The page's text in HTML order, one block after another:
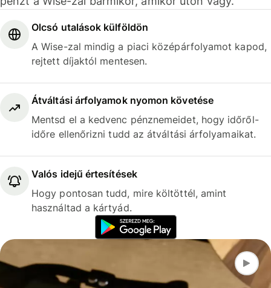
Olcsó utalások külföldön
A Wise-zal mindig a piaci középárfolyamot kapod,
rejtett díjaktól mentesen.
Átváltási árfolyamok nyomon követése
Mentsd el a kedvenc pénznemeidet, hogy időről-
időre ellenőrizni tudd az átváltási árfolyamaikat.
Valós idejű értesítések
Hogy pontosan tudd, mire költöttél, amint
használtad a kártyád.